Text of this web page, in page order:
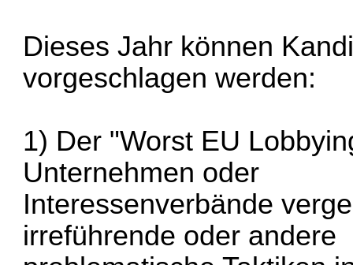
Dieses Jahr können
vorgeschlagen werden:
1) Der "Worst EU
Unternehmen oder
Interessenverbände
irreführende oder andere